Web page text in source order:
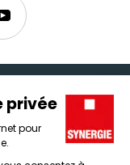
Youtube